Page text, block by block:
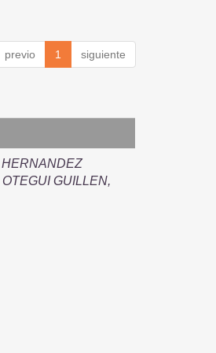
previo 1 siguiente
HERNANDEZ
OTEGUI GUILLEN,